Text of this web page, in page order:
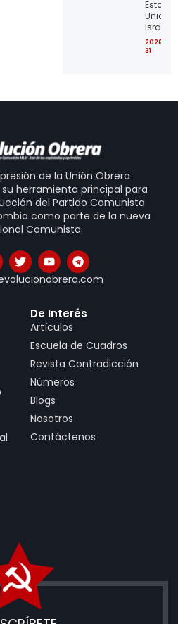
Unidos
Israel
2026-
31
de la Unión Obrera
herramienta principal para
del Partido Comunista
como parte de la nueva
Comunista.
De Interés
Artículos
Escuela de Cuadros
Revista Contradicción
Números
Blogs
Nosotros
Contáctenos